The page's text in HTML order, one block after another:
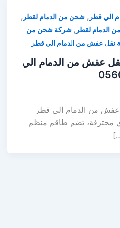
الي قطر , شحن من الدمام لقطر ,
الدمام لقطر , شركة شحن من
نقل عفش من الدمام الي قطر
عفش من الدمام الي
من الدمام الي قطر
محترفة، تضم طاقم منظم